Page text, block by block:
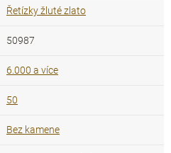
Řetízky žluté zlato
50987
6.000 a více
50
Bez kamene